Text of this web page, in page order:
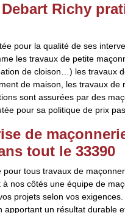
Richy
pour la qualité de ses
les travaux de petite
de cloison…) les travaux
de maison, les travaux de
sont assurées par des
pour sa politique de prix
de
tout le 33390
tous travaux de
nos côtés une équipe de
projets selon vos
apportant un résultat durable